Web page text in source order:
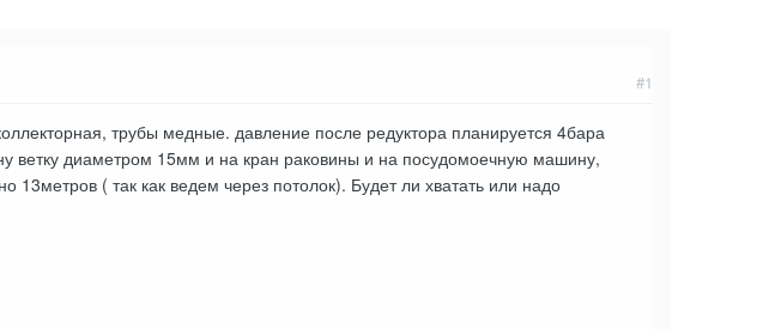
#1
трубы медные. давление после редуктора планируется 4бара
ветку диаметром 15мм и на кран раковины и на посудомоечную машину,
13метров ( так как ведем через потолок). Будет ли хватать или надо